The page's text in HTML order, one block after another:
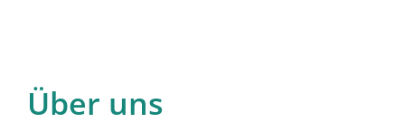
Über uns